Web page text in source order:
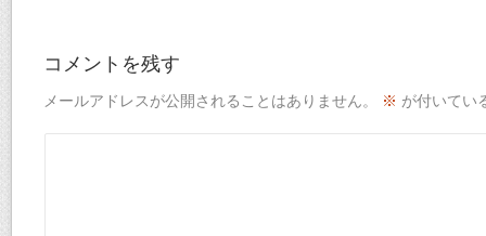
コメントを残す
メールアドレスが公開されることはありません。 ※ が付いてい